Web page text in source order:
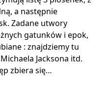
a następnie
Zadane utwory
gatunków i epok,
: znajdziemy tu
Jacksona itd.
zbiera się…